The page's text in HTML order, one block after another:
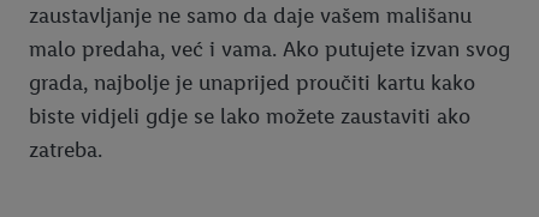
zaustavljanje ne samo da daje vašem mališanu
malo predaha, već i vama. Ako putujete izvan svog
grada, najbolje je unaprijed proučiti kartu kako
biste vidjeli gdje se lako možete zaustaviti ako
zatreba.